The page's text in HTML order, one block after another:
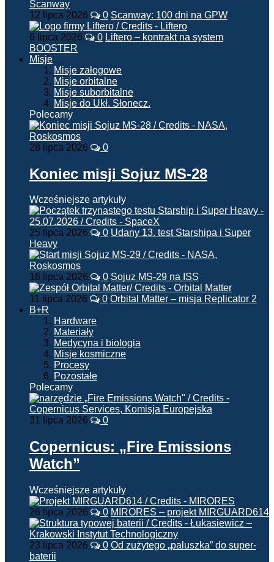
12 lipca 2026 0 Scanway: 100 dni na GPW
6 lipca 2026 0 Liftero – kontrakt na system
BOOSTER
Misje
Misje załogowe
Misje orbitalne
Misje suborbitalne
Misje do Ukł. Słonecz.
Polecamy
28 lipca 2026 0
Koniec misji Sojuz MS-28
Wcześniejsze artykuły
25 lipca 2026 0 Udany 13. test Starshipa i Super
Heavy
16 lipca 2026 0 Sojuz MS-29 na ISS
11 lipca 2026 0 Orbital Matter – misja Replicator 2
B+R
Hardware
Materiały
Medycyna i biologia
Misje kosmiczne
Procesy
Pozostałe
Polecamy
31 lipca 2026 0
Copernicus: „Fire Emissions
Watch”
Wcześniejsze artykuły
26 lipca 2026 0 MIRORES – projekt MIRGUARD614
23 lipca 2026 0 Od zużytego „paluszka” do super-
baterii